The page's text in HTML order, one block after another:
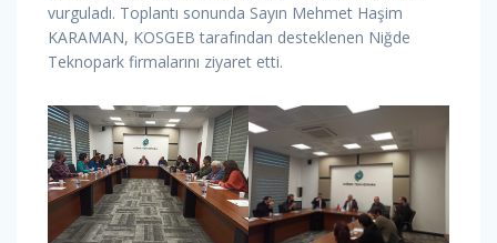
vurguladı. Toplantı sonunda Sayın Mehmet Haşim
KARAMAN, KOSGEB tarafından desteklenen Niğde
Teknopark firmalarını ziyaret etti.